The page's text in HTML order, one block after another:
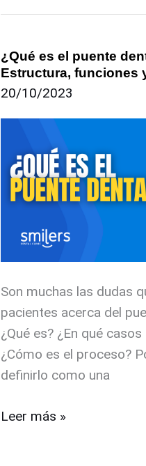
¿Qué es el puente
Estructura, funciones
20/10/2023
Son muchas las dudas
pacientes acerca del
¿Qué es? ¿En qué
¿Cómo es el proceso?
definirlo como una
¿Qué
es
el
puente
Estructura,
funciones
Leer más »